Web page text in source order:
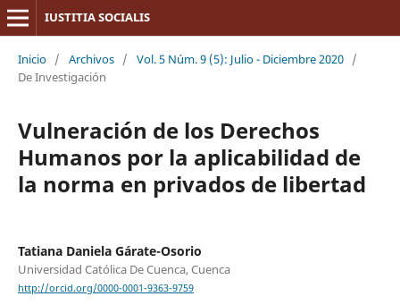
IUSTITIA SOCIALIS
Inicio / Archivos / Vol. 5 Núm. 9 (5): Julio - Diciembre 2020 /
De Investigación
Vulneración de los Derechos
Humanos por la aplicabilidad de
la norma en privados de libertad
Tatiana Daniela Gárate-Osorio
Universidad Católica De Cuenca, Cuenca
http://orcid.org/0000-0001-9363-9759